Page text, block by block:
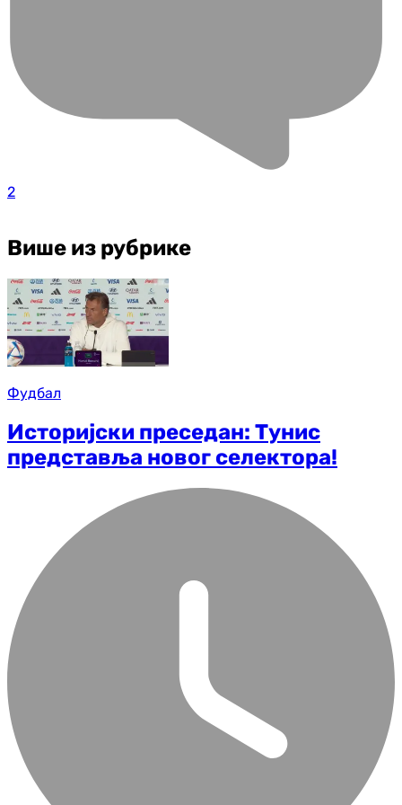
2
Више из рубрике
Фудбал
Историјски преседан: Тунис
представља новог селектора!